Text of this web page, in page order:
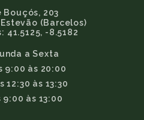
Bouçós, 203
(Barcelos)
41.5125, -8.5182
a Sexta
9:00 às 20:00
12:30 às 13:30
às 13:00